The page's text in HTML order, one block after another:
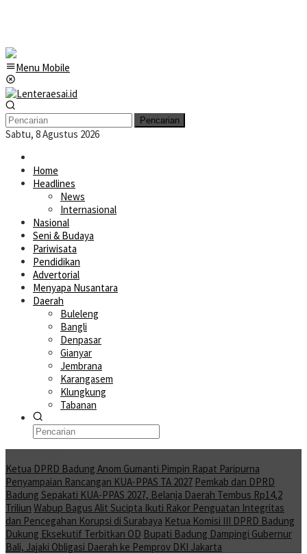
Menu Mobile
Pencarian
Sabtu, 8 Agustus 2026
Home
Headlines
News
Internasional
Nasional
Seni & Budaya
Pariwisata
Pendidikan
Advertorial
Menyapa Nusantara
Daerah
Buleleng
Bangli
Denpasar
Gianyar
Jembrana
Karangasem
Klungkung
Tabanan
Ketua DPRD Badung Anom Gumanti Pimpin Rapat Paripurna
Penyampaian Rancangan KUA-PPAS TA 2027 Pemkab dan DPRD
Badung Sepakati KUA-PPAS 2027, Belanja Daerah Tembus Rp14,2
Triliun Wabup Bagus Alit Sucipta Ikuti Rakor Penguatan Integritas
dan Pencegahan Korupsi di Surabaya Ketua Komisi III DPRD Badung
Dukung Eksekutif Terbitkan OD Bupati Badung Dampingi Gubernur
Bali, Jajaki Obligasi Daerah ke Pemprov DKI Jakarta